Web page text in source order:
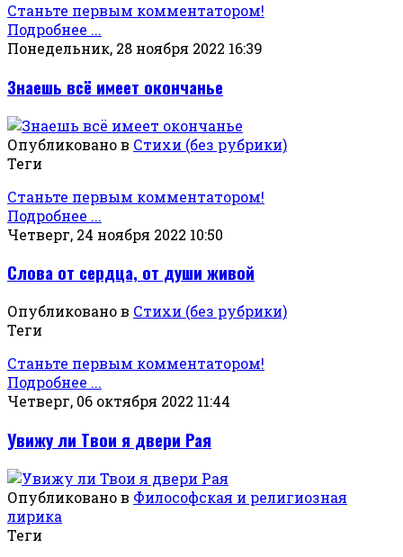
Станьте первым комментатором!
Подробнее ...
Понедельник, 28 ноября 2022 16:39
Знаешь всё имеет окончанье
Опубликовано в Стихи (без рубрики)
Теги
Станьте первым комментатором!
Подробнее ...
Четверг, 24 ноября 2022 10:50
Слова от сердца, от души живой
Опубликовано в Стихи (без рубрики)
Теги
Станьте первым комментатором!
Подробнее ...
Четверг, 06 октября 2022 11:44
Увижу ли Твои я двери Рая
Опубликовано в Философская и религиозная
лирика
Теги